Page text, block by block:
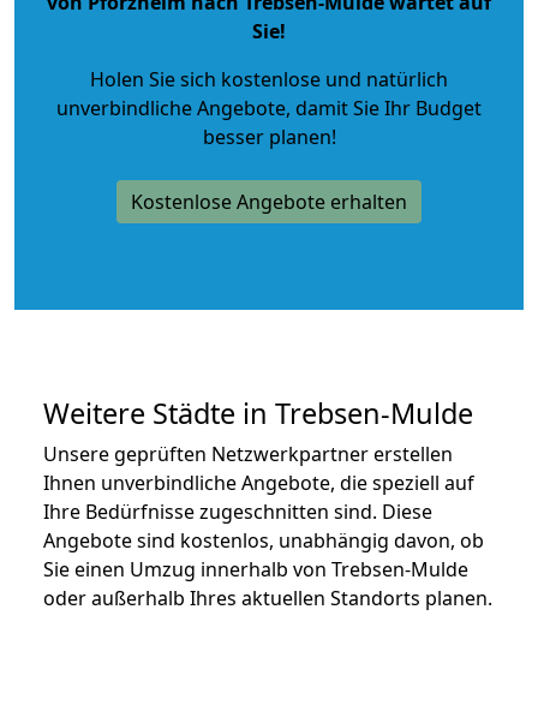
Sie!
Holen Sie sich kostenlose und natürlich
unverbindliche Angebote, damit Sie Ihr Budget
besser planen!
Kostenlose Angebote erhalten
Weitere Städte in Trebsen-Mulde
Unsere geprüften Netzwerkpartner erstellen
Ihnen unverbindliche Angebote, die speziell auf
Ihre Bedürfnisse zugeschnitten sind. Diese
Angebote sind kostenlos, unabhängig davon, ob
Sie einen Umzug innerhalb von Trebsen-Mulde
oder außerhalb Ihres aktuellen Standorts planen.